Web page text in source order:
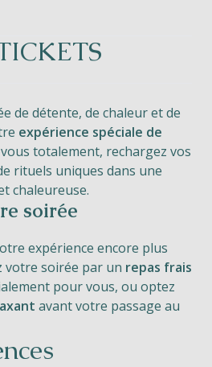
de détente, de chaleur et de
expérience spéciale de
totalement, rechargez vos
rituels uniques dans une
chaleureuse.
soirée
expérience encore plus
votre soirée par un repas frais
pour vous, ou optez
avant votre passage au